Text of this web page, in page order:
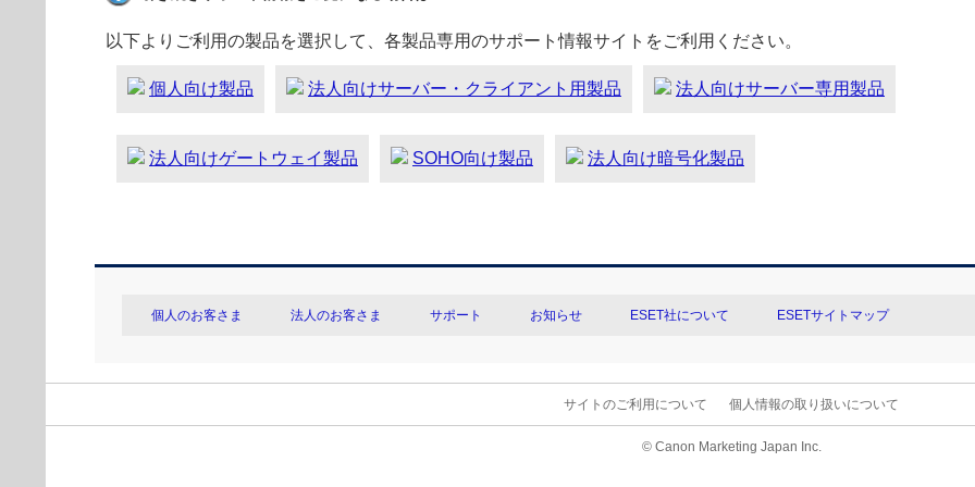
以下よりご利用の製品を選択して、各製品専用のサポート情報サイトをご利用ください。
個人向け製品 法人向けサーバー・クライアント用製品 法人向けサーバー専用製品
法人向けゲートウェイ製品 SOHO向け製品 法人向け暗号化製品
個人のお客さま 法人のお客さま サポート お知らせ ESET社について ESETサイトマップ
サイトのご利用について 個人情報の取り扱いについて
© Canon Marketing Japan Inc.